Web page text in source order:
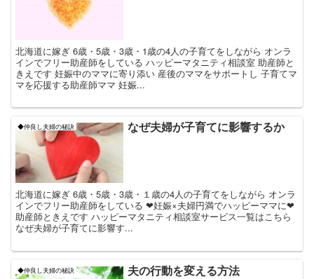
北海道に嫁ぎ 6歳・5歳・3歳・1歳の4人の子育てをしながら オンラ
インでフリー助産師をしている ハッピーマタニティ相談室 助産師と
きえです 妊娠中のママに寄り添い 産後のママをサポートし 子育てマ
マを応援する助産師ママ 妊娠...
◆仲良し夫婦の秘訣 なぜ夫婦が子育てに影響するか
北海道に嫁ぎ 6歳・5歳・3歳・１歳の4人の子育てをしながら オンラ
インでフリー助産師をしている ❤妊娠×夫婦円満でハッピーママに❤
助産師ときえです ハッピーマタニティ相談室サービス一覧はこちら
なぜ夫婦が子育てに影響す...
◆仲良し夫婦の秘訣 夫の行動を変える方法